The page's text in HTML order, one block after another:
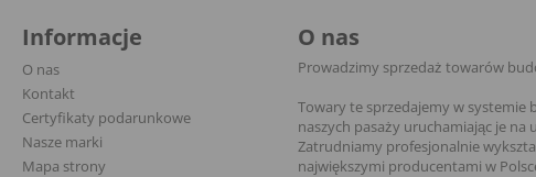
Informacje
O nas
Kontakt
Certyfikaty podarunkowe
Nasze marki
Mapa strony
O nas
Prowadzimy sprzedaż towarów
Towary te sprzedajemy w
naszych pasaży uruchamiając je
Zatrudniamy profesjonalnie
największymi producentami w